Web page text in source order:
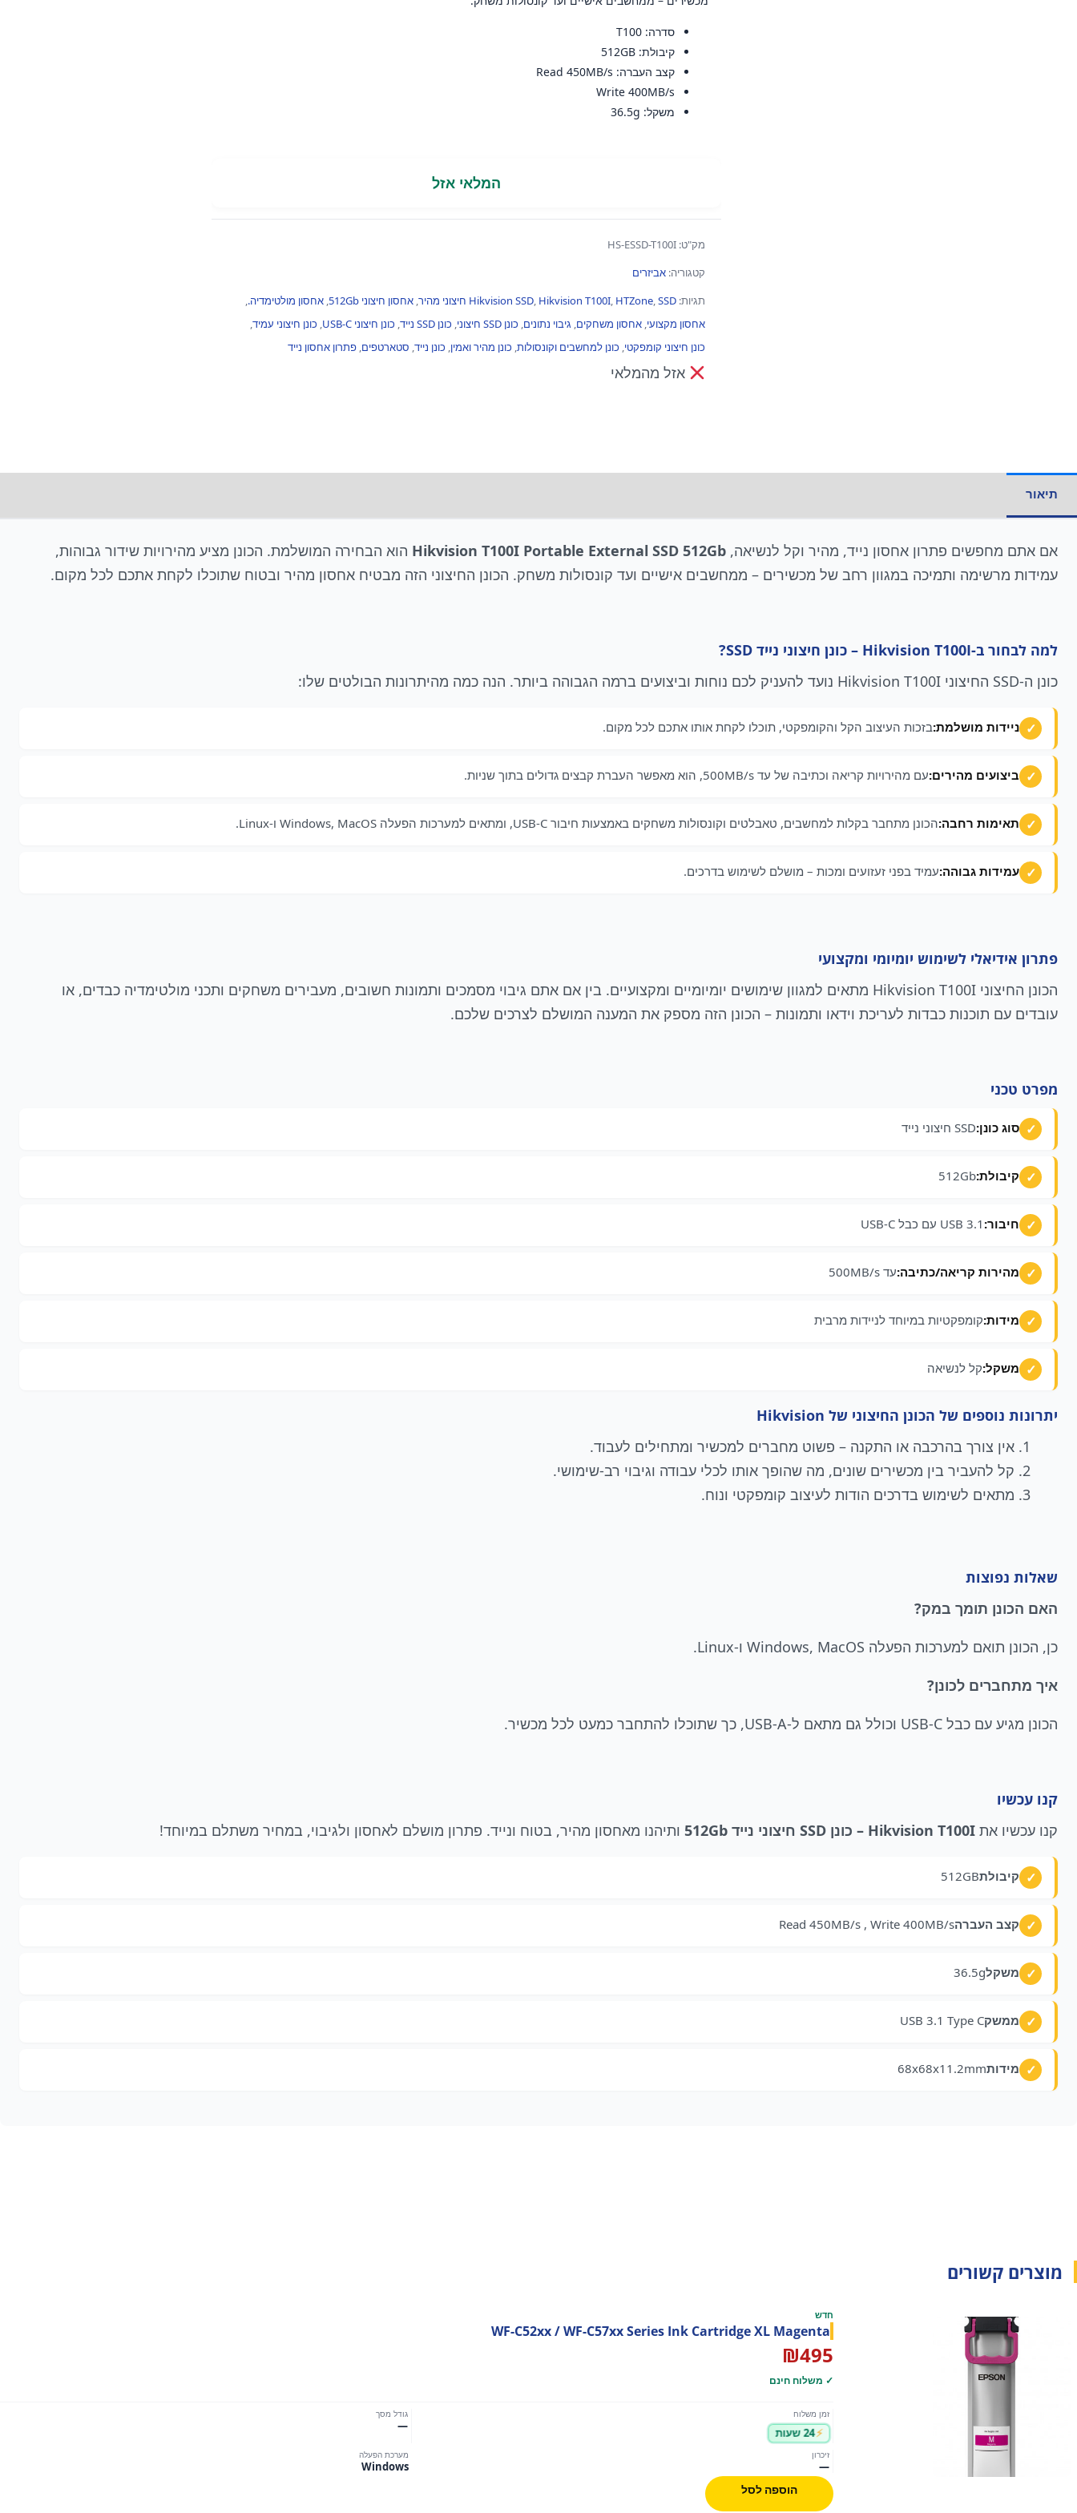
סדרה: T100
קיבולת: 512GB
קצב העברה: Read 450MB/s
Write 400MB/s
משקל: 36.5g
המלאי אזל
מק"ט: HS-ESSD-T100I
קטגוריה: אביזרים
תגיות:
Hikvision SSD, Hikvision T100I, HTZone,SSD חיצוני מהיר , אחסון חיצוני 512Gb , אחסון מולטימדיה.,
אחסון מקצועי, אחסון משחקים, גיבוי נתונים, כונן SSD חיצוני , כונן SSD נייד , כונן חיצוני USB-C , כונן חיצוני עמיד,
כונן חיצוני קומפקטי, כונן למחשבים וקונסולות, כונן מהיר ואמין, כונן נייד, סטארטפים, פתרון אחסון נייד
אזל מהמלאי
תיאור
אם אתם מחפשים פתרון אחסון נייד, מהיר וקל לנשיאה, Hikvision T100I Portable External SSD 512Gb הוא הבחירה המושלמת. הכונן מציע מהירויות שידור גבוהות,
עמידות מרשימה ותמיכה במגוון רחב של מכשירים – ממחשבים אישיים ועד קונסולות משחק. הכונן החיצוני הזה מבטיח אחסון מהיר ובטוח שתוכלו לקחת אתכם לכל מקום.
למה לבחור ב-Hikvision T100I – כונן חיצוני נייד SSD?
כונן ה-SSD החיצוני Hikvision T100I נועד להעניק לכם נוחות וביצועים ברמה הגבוהה ביותר. הנה כמה מהיתרונות הבולטים שלו:
ניידות מושלמת:בזכות העיצוב הקל והקומפקטי, תוכלו לקחת אותו אתכם לכל מקום.
ביצועים מהירים:עם מהירויות קריאה וכתיבה של עד 500MB/s, הוא מאפשר העברת קבצים גדולים בתוך שניות.
תאימות רחבה:הכונן מתחבר בקלות למחשבים, טאבלטים וקונסולות משחקים באמצעות חיבור USB-C, ומתאים למערכות הפעלה Windows, MacOS ו-Linux.
עמידות גבוהה:עמיד בפני זעזועים ומכות – מושלם לשימוש בדרכים.
פתרון אידיאלי לשימוש יומיומי ומקצועי
הכונן החיצוני Hikvision T100I מתאים למגוון שימושים יומיומיים ומקצועיים. בין אם אתם גיבוי מסמכים ותמונות חשובים, מעבירים משחקים ותכני מולטימדיה כבדים, או
עובדים עם תוכנות כבדות לעריכת וידאו ותמונות – הכונן הזה מספק את המענה המושלם לצרכים שלכם.
מפרט טכני
סוג כונן:SSD חיצוני נייד
קיבולת:512Gb
חיבור: USB 3.1 עם כבל USB-C
מהירות קריאה/כתיבה:עד 500MB/s
מידות:קומפקטיות במיוחד לניידות מרבית
משקל:קל לנשיאה
יתרונות נוספים של הכונן החיצוני של Hikvision
אין צורך בהרכבה או התקנה – פשוט מחברים למכשיר ומתחילים לעבוד.
קל להעביר בין מכשירים שונים, מה שהופך אותו לכלי עבודה וגיבוי רב-שימושי.
מתאים לשימוש בדרכים הודות לעיצוב קומפקטי ונוח.
שאלות נפוצות
האם הכונן תומך במק?
כן, הכונן תואם למערכות הפעלה Windows, MacOS ו-Linux.
איך מתחברים לכונן?
הכונן מגיע עם כבל USB-C וכולל גם מתאם ל-USB-A, כך שתוכלו להתחבר כמעט לכל מכשיר.
קנו עכשיו
קנו עכשיו את Hikvision T100I – כונן SSD חיצוני נייד 512Gb ותיהנו מאחסון מהיר, בטוח ונייד. פתרון מושלם לאחסון ולגיבוי, במחיר משתלם במיוחד!
קיבולת512GB
קצב העברהRead 450MB/s , Write 400MB/s
משקל36.5g
ממשקUSB 3.1 Type C
מידות68x68x11.2mm
מוצרים קשורים
חדש
WF-C52xx / WF-C57xx Series Ink Cartridge XL Magenta
₪495
✓ משלוח חינם
זמן משלוח
24 שעות
גודל מסך
—
זיכרון
—
מערכת הפעלה
Windows
הוספה לסל